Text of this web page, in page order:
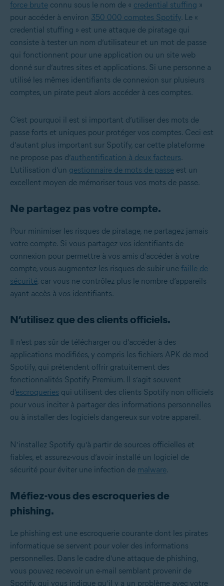
force brute connu sous le nom de « credential stuffing »
pour accéder à environ 350 000 comptes Spotify. Le «
credential stuffing » est une attaque de piratage qui
consiste à tester un nom d’utilisateur et un mot de passe
qui fonctionnent pour une application ou un site web
donné sur d’autres sites et applications. Si une personne a
utilisé les mêmes identifiants de connexion sur plusieurs
comptes, un pirate peut alors accéder à ces comptes.
C’est pourquoi il est si important d’utiliser des mots de
passe forts et uniques pour protéger vos comptes. Ceci est
d’autant plus important sur Spotify, car cette plateforme
ne propose pas d’authentification à deux facteurs.
L’utilisation d’un gestionnaire de mots de passe est un
excellent moyen de mémoriser tous vos mots de passe.
Ne partagez pas votre compte.
Pour minimiser les risques de piratage, ne partagez jamais
votre compte. Si vous partagez vos identifiants de
connexion pour permettre à vos amis d’accéder à votre
compte, vous augmentez les risques de subir une faille de
sécurité, car vous ne contrôlez plus le nombre d’appareils
ayant accès à vos identifiants.
N’utilisez que des clients officiels.
Il n’est pas sûr de télécharger ou d’accéder à des
applications modifiées, y compris les fichiers APK de mod
Spotify, qui prétendent offrir gratuitement des
fonctionnalités Spotify Premium. Il s’agit souvent
d’escroqueries qui utilisent des clients Spotify non officiels
pour vous inciter à partager des informations personnelles
ou à installer des logiciels dangereux sur votre appareil.
N’installez Spotify qu’à partir de sources officielles et
fiables, et assurez-vous d’avoir installé un logiciel de
sécurité pour éviter une infection de malware.
Méfiez-vous des escroqueries de
phishing.
Le phishing est une escroquerie courante dont les pirates
informatique se servent pour voler des informations
personnelles. Dans le cadre d’une attaque de phishing,
vous pouvez recevoir un e-mail semblant provenir de
Spotify, qui vous indique qu’il y a un problème avec votre